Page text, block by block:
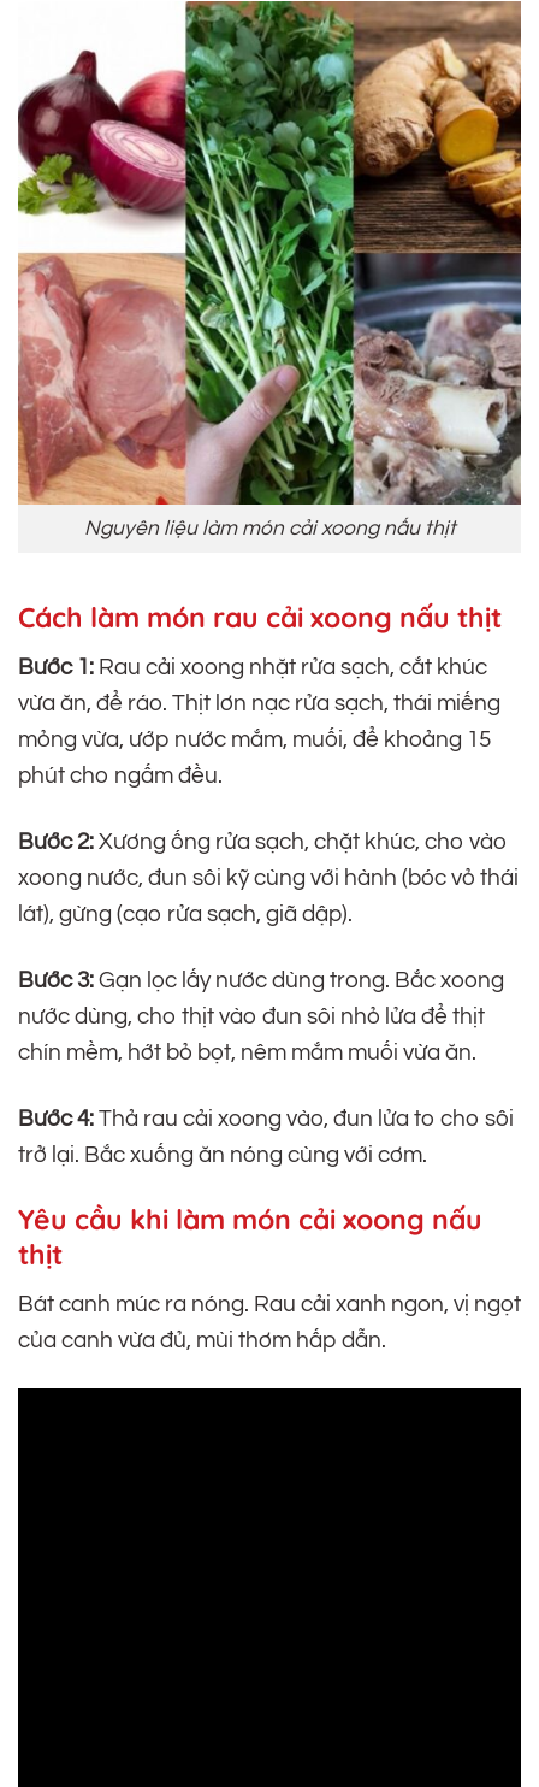
Nguyên liệu làm món cải xoong nấu thịt
Cách làm món rau cải xoong nấu thịt
Bước 1: Rau cải xoong nhặt rửa sạch, cắt khúc
vừa ăn, để ráo. Thịt lơn nạc rửa sạch, thái miếng
mỏng vừa, ướp nước mắm, muối, để khoảng 15
phút cho ngấm đều.
Bước 2: Xương ống rửa sạch, chặt khúc, cho vào
xoong nước, đun sôi kỹ cùng với hành (bóc vỏ thái
lát), gừng (cạo rửa sạch, giã dập).
Bước 3: Gạn lọc lấy nước dùng trong. Bắc xoong
nước dùng, cho thịt vào đun sôi nhỏ lửa để thịt
chín mềm, hớt bỏ bọt, nêm mắm muối vừa ăn.
Bước 4: Thả rau cải xoong vào, đun lửa to cho sôi
trở lại. Bắc xuống ăn nóng cùng với cơm.
Yêu cầu khi làm món cải xoong nấu
thịt
Bát canh múc ra nóng. Rau cải xanh ngon, vị ngọt
của canh vừa đủ, mùi thơm hấp dẫn.